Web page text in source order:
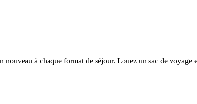
nouveau à chaque format de séjour. Louez un sac de